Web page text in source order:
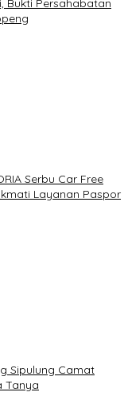
Bukti Persahabatan
Serbu Car Free
Layanan Paspor
Sipulung Camat
Tanya